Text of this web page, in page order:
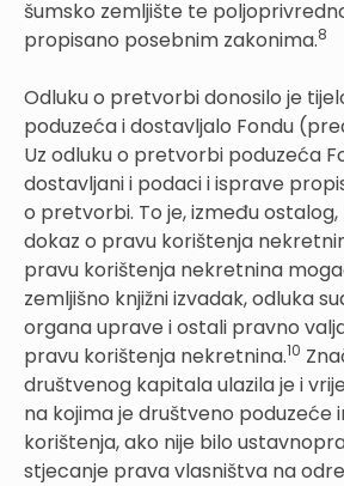
šumsko zemljište te
propisano posebnim zakonima.8
Odluku o pretvorbi donosilo je
poduzeća i dostavljalo Fondu
Uz odluku o pretvorbi poduzeća
dostavljani i podaci i isprave
o pretvorbi. To je, između
dokaz o pravu korištenja
pravu korištenja nekretnina
zemljišno knjižni izvadak, odluka
organa uprave i ostali pravno
pravu korištenja nekretnina.10
društvenog kapitala ulazila je i
na kojima je društveno poduzeće
korištenja, ako nije bilo
stjecanje prava vlasništva na